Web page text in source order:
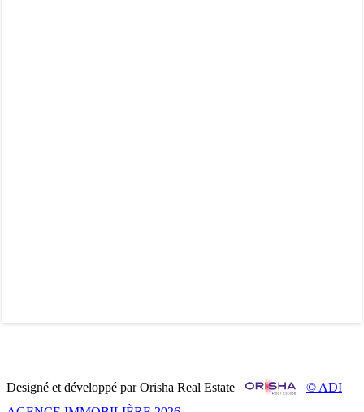
Designé et développé par Orisha Real Estate
© ADI